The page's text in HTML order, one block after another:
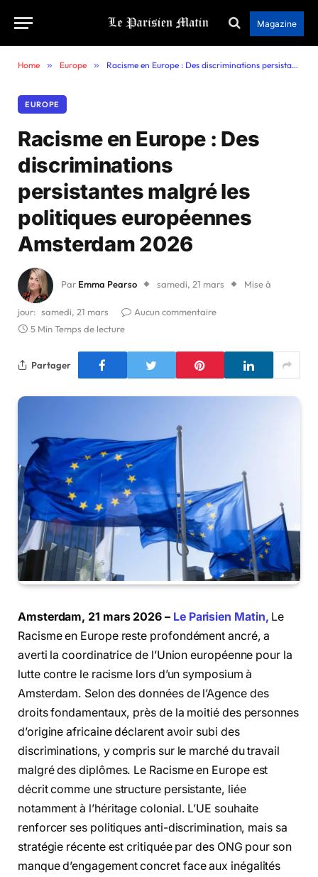
Magazine
Home » Europe » Racisme en Europe : Des discriminations persistantes malgré les politiques européennes Amsterdam 2026
EUROPE
Racisme en Europe : Des
discriminations
persistantes malgré les
politiques européennes
Amsterdam 2026
Par Emma Pearso samedi, 21 mars Mise à
jour: samedi, 21 mars
Aucun commentaire
5 Min Temps de lecture
Partager
Amsterdam, 21 mars 2026 – Le Parisien Matin, Le
Racisme en Europe reste profondément ancré, a
averti la coordinatrice de l’Union européenne pour la
lutte contre le racisme lors d’un symposium à
Amsterdam. Selon des données de l’Agence des
droits fondamentaux, près de la moitié des personnes
d’origine africaine déclarent avoir subi des
discriminations, y compris sur le marché du travail
malgré des diplômes. Le Racisme en Europe est
décrit comme une structure persistante, liée
notamment à l’héritage colonial. L’UE souhaite
renforcer ses politiques anti-discrimination, mais sa
stratégie récente est critiquée par des ONG pour son
manque d’engagement concret face aux inégalités